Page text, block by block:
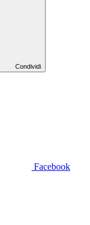
Condividi
Facebook